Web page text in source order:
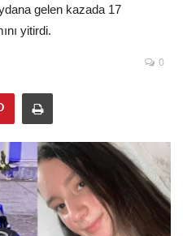
gelen kazada 17
yitirdi.
0